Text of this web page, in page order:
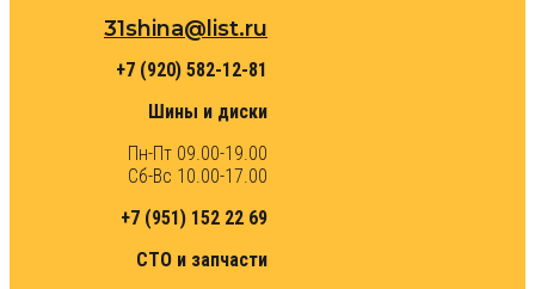
31shina@list.ru
+7 (920) 582-12-81
Шины и диски
Пн-Пт 09.00-19.00
Сб-Вс 10.00-17.00
+7 (951) 152 22 69
СТО и запчасти